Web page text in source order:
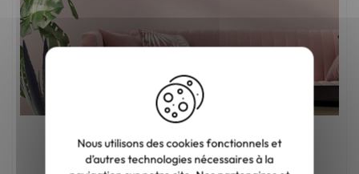
Quelle est la meilleure matière pour un
canapé ?
Nous utilisons des cookies fonctionnels et
d’autres technologies nécessaires à la